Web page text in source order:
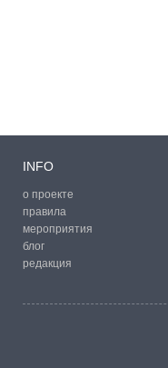
INFO
о проекте
правила
мероприятия
блог
редакция